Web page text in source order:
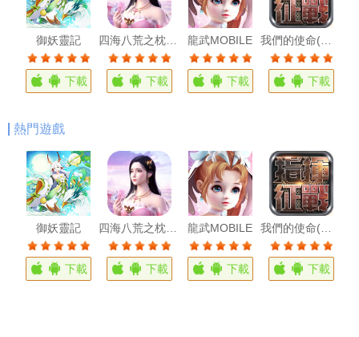
御妖靈記
下載 下載
龍武MOBILE
下載 下載
熱門遊戲
御妖靈記
下載
四海八荒之枕上琴
下載
龍武MOBILE
下載
我們的使命(超級艦隊IOS)
下載